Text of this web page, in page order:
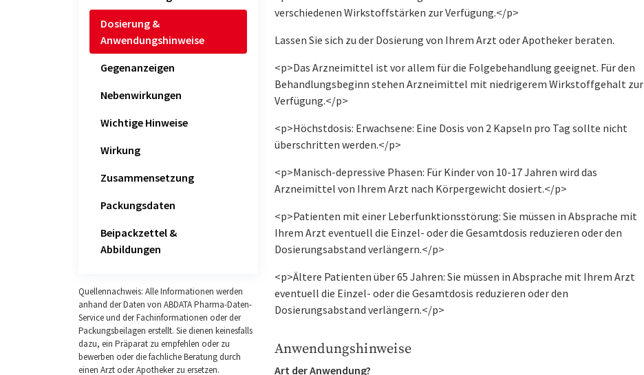
Dosierung &
Anwendungshinweise
Gegenanzeigen
Nebenwirkungen
Wichtige Hinweise
Wirkung
Zusammensetzung
Packungsdaten
Beipackzettel &
Abbildungen
Quellennachweis: Alle Informationen werden
anhand der Daten von ABDATA Pharma-Daten-
Service und der Fachinformationen oder der
Packungsbeilagen erstellt. Sie dienen keinesfalls
dazu, ein Präparat zu empfehlen oder zu
bewerben oder die fachliche Beratung durch
einen Arzt oder Apotheker zu ersetzen.
verschiedenen Wirkstoffstärken zur Verfügung.</p>
Lassen Sie sich zu der Dosierung von Ihrem Arzt oder Apotheker beraten.
<p>Das Arzneimittel ist vor allem für die Folgebehandlung geeignet. Für den
Behandlungsbeginn stehen Arzneimittel mit niedrigerem Wirkstoffgehalt zur
Verfügung.</p>
<p>Höchstdosis: Erwachsene: Eine Dosis von 2 Kapseln pro Tag sollte nicht
überschritten werden.</p>
<p>Manisch-depressive Phasen: Für Kinder von 10-17 Jahren wird das
Arzneimittel von Ihrem Arzt nach Körpergewicht dosiert.</p>
<p>Patienten mit einer Leberfunktionsstörung: Sie müssen in Absprache mit
Ihrem Arzt eventuell die Einzel- oder die Gesamtdosis reduzieren oder den
Dosierungsabstand verlängern.</p>
<p>Ältere Patienten über 65 Jahren: Sie müssen in Absprache mit Ihrem Arzt
eventuell die Einzel- oder die Gesamtdosis reduzieren oder den
Dosierungsabstand verlängern.</p>
Anwendungshinweise
Art der Anwendung?